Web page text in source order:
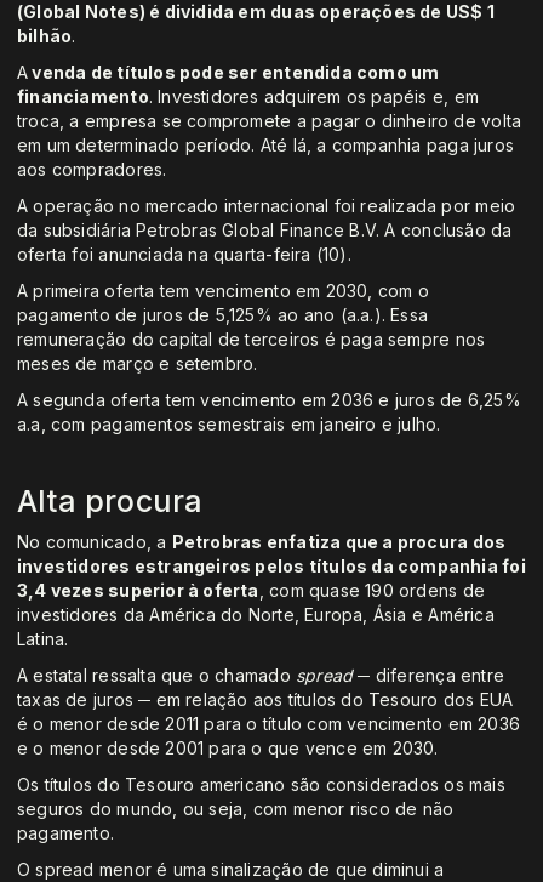
(Global Notes) é dividida em duas operações de US$ 1
bilhão.
Avenda de títulos pode ser entendida como um
financiamento. Investidores adquirem os papéis e, em
troca, a empresa se compromete a pagar o dinheiro de volta
em um determinado período. Até lá, a companhia paga juros
aos compradores.
A operação no mercado internacional foi realizada por meio
da subsidiária Petrobras Global Finance B.V. A conclusão da
oferta foi anunciada na quarta-feira (10).
A primeira oferta tem vencimento em 2030, com o
pagamento de juros de 5,125% ao ano (a.a.). Essa
remuneração do capital de terceiros é paga sempre nos
meses de março e setembro.
A segunda oferta tem vencimento em 2036 e juros de 6,25%
a.a, com pagamentos semestrais em janeiro e julho.
Alta procura
No comunicado, a Petrobras enfatiza que a procura dos
investidores estrangeiros pelos títulos da companhia foi
3,4 vezes superior à oferta , com quase 190 ordens de
investidores da América do Norte, Europa, Ásia e América
Latina.
A estatal ressalta que o chamado spread─ diferença entre
taxas de juros ─ em relação aos títulos do Tesouro dos EUA
é o menor desde 2011 para o título com vencimento em 2036
e o menor desde 2001 para o que vence em 2030.
Os títulos do Tesouro americano são considerados os mais
seguros do mundo, ou seja, com menor risco de não
pagamento.
O spread menor é uma sinalização de que diminui a